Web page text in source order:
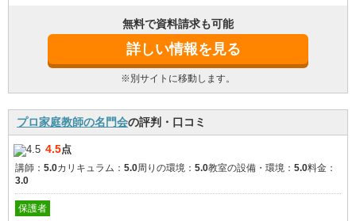
無料で資料請求も可能
詳しい情報を見る
※別サイトに移動します。
プロ家庭教師の名門会の評判・口コミ
4.5点
講師： 5.0カリキュラム： 5.0周りの環境： 5.0教室の設備・環境： 5.0料金：
3.0
保護者